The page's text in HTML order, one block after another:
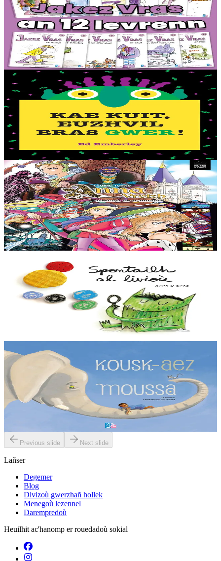
Jakez Vras - Dastumad hollek (12 levr)
Ur rummad 12 istor bihan aes da lenn an-unan. Buhez pemdeziek
Jakez Vras, ur ramz tost d’ar vugale, kontet gant frazennoù berr ha
gant ur c’heriaoueg diazez....
Er stok44,00 €
2 vloaz hag ouzhpenn
TES
Kae kuit, Euzhvil bras gwer !
Petra en deus ur fri gwer-glazik, dent lemm gwenn, ha daoulagad
bras melen ? Euzhvil Bras Gwer an hini eo ! Arabat bezañ spontet
avat. Tro pajennoù didroc’het...
12,50 €
11 vloaz hag ouzhpenn
TES
Anna Vreizh - Itrikoù er C'hastell
Ur veaj-skol torr-penn adarre, a soñj Gael… Kastell an duged en
Naoned ? Torr-penn ne vo ket avat ! Kaset e vo ar paotr yaouank
dre an amzer gozh gant un teuz...
Er stok12,95 €
Spontailh al livioù
Spontailh al livioù ne oar ket petra a c’hoari gantañ. Graet en deus
meskaj gant e fromadennoù ha bremañ e rank dibunañ ar gudenn a
TES
Kousk-aez Moussa
Gant ar c’hoant kousket emañ Moussa. Met direnket eo gant ul ­
logodenn oc’h ober trouz. Piv a c’hallo sikour anezhañ d’en em ­
zizober diouti ? Ha dont a raio...
Previous slide Next slide
Lañser
Degemer
Blog
Divizoù gwerzhañ hollek
Menegoù lezennel
Darempredoù
Heuilhit ac'hanomp er rouedadoù sokial